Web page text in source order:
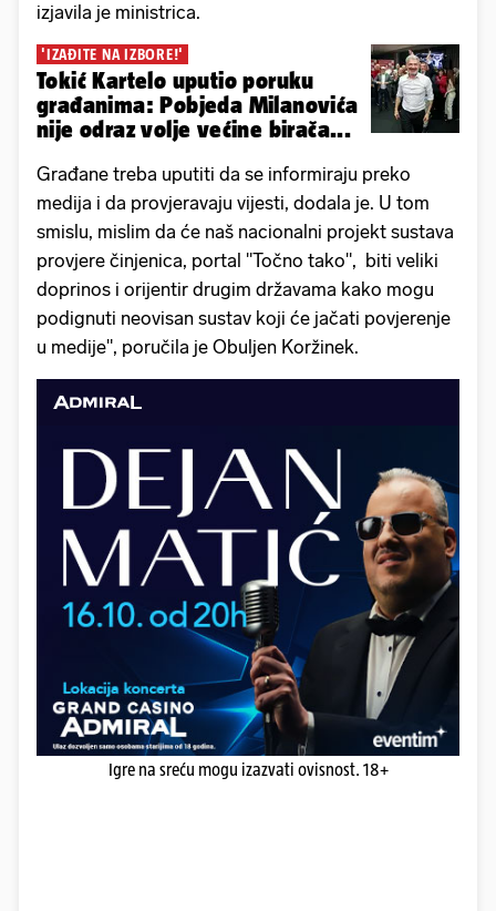
izjavila je ministrica.
'IZAĐITE NA IZBORE!'
Tokić Kartelo uputio poruku
građanima: Pobjeda Milanovića
nije odraz volje većine birača...
Građane treba uputiti da se informiraju preko
medija i da provjeravaju vijesti, dodala je. U tom
smislu, mislim da će naš nacionalni projekt sustava
provjere činjenica, portal "Točno tako", biti veliki
doprinos i orijentir drugim državama kako mogu
podignuti neovisan sustav koji će jačati povjerenje
u medije", poručila je Obuljen Koržinek.
Igre na sreću mogu izazvati ovisnost. 18+